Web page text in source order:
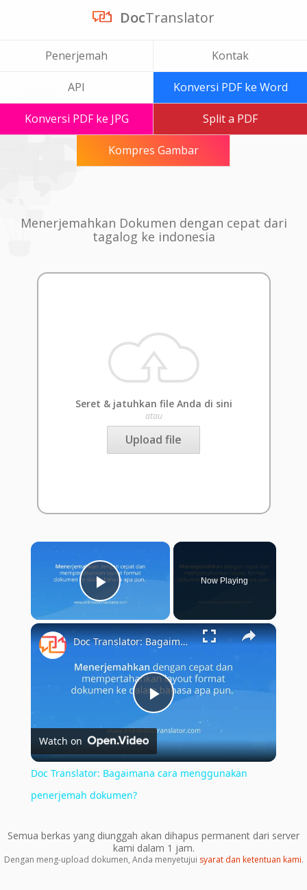
DocTranslator
Penerjemah Kontak
API Konversi PDF ke Word
Konversi PDF ke JPG Split a PDF
Kompres Gambar
Menerjemahkan Dokumen dengan cepat dari
tagalog ke indonesia
Seret & jatuhkan file Anda di sini
atau
Upload file
×
Play Video
Now Playing
×
Play
Video
Doc Translator: Bagaimana cara menggunakan penerjemah dokumen?
Watch on
Doc Translator: Bagaimana cara menggunakan
penerjemah dokumen?
Semua berkas yang diunggah akan dihapus permanent dari server
kami dalam 1 jam.
Dengan meng-upload dokumen, Anda menyetujui syarat dan ketentuan kami.